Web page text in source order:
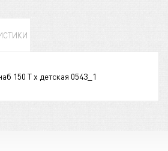
150 Т х детская 0543_1